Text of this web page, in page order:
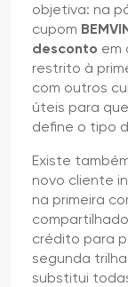
objetiva: na
cupom
desconto em
restrito à
com outros
úteis para
define o tipo
Existe
novo cliente
na primeira
crédito para
segunda
substitui